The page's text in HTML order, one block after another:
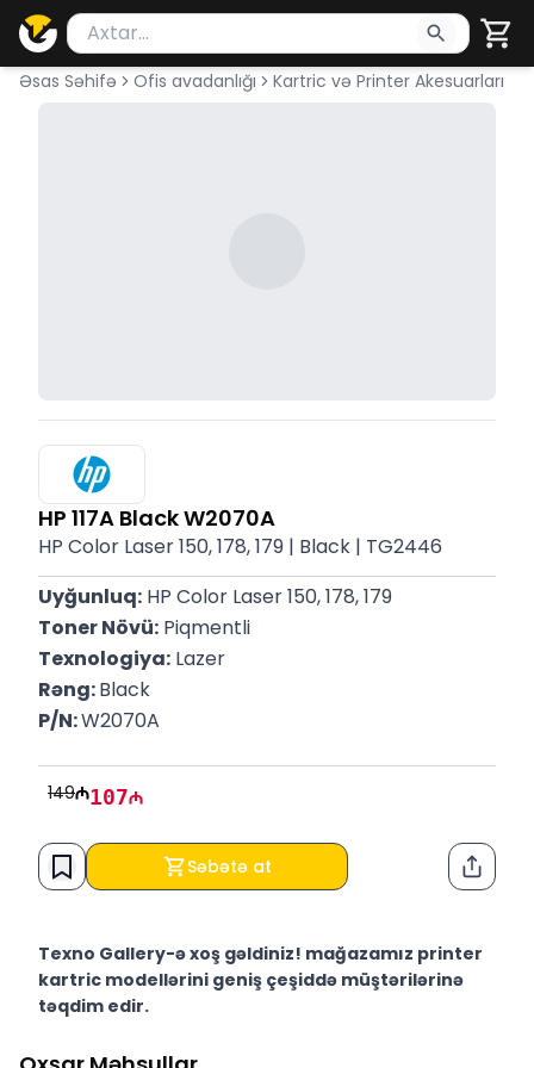
Məhsul axtar
Axtarış üçün ən azı 2 simvol yazın. Göndərmək
Əsas Səhifə Ofis avadanlığı Kartric və Printer Akesuarları
HP 117A Black W2070A
HP Color Laser 150, 178, 179 | Black | TG2446
Uyğunluq: HP Color Laser 150, 178, 179
Toner Növü: Piqmentli
Texnologiya: Lazer
Rəng: Black
P/N: W2070A
149 107
Səbətə at
Texno Gallery-ə xoş gəldiniz! mağazamız printer
kartric modellərini geniş çeşiddə müştərilərinə
təqdim edir.